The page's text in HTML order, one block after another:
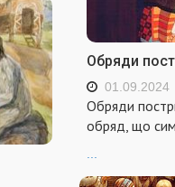
Обряди
01.09.2024
Обряди
обряд, що
...